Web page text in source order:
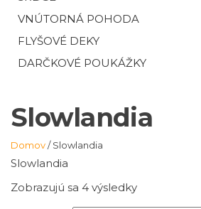
VNÚTORNÁ POHODA
FLYŠOVÉ DEKY
DARČKOVÉ POUKÁŽKY
Slowlandia
Domov/ Slowlandia
Slowlandia
Zobrazujú sa 4 výsledky